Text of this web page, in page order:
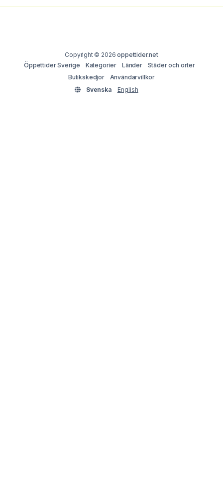
Copyright © 2026oppettider.net
Öppettider Sverige
Kategorier Länder
Städer och orter
Butikskedjor
Användarvillkor
Svenska
English